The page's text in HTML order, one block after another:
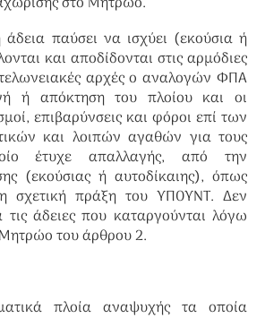
παύσει να ισχύει (εκούσια ή
και αποδίδονται στις αρμόδιες
αρχές ο αναλογών ΦΠΑ
ή απόκτηση του πλοίου και οι
επιβαρύνσεις και φόροι επί των
και λοιπών αγαθών για τους
έτυχε απαλλαγής, από την
(εκούσιας ή αυτοδίκαιης), όπως
σχετική πράξη του ΥΠΟΥΝΤ. Δεν
τις άδειες που καταργούνται λόγω
του άρθρου 2.
πλοία αναψυχής τα οποία